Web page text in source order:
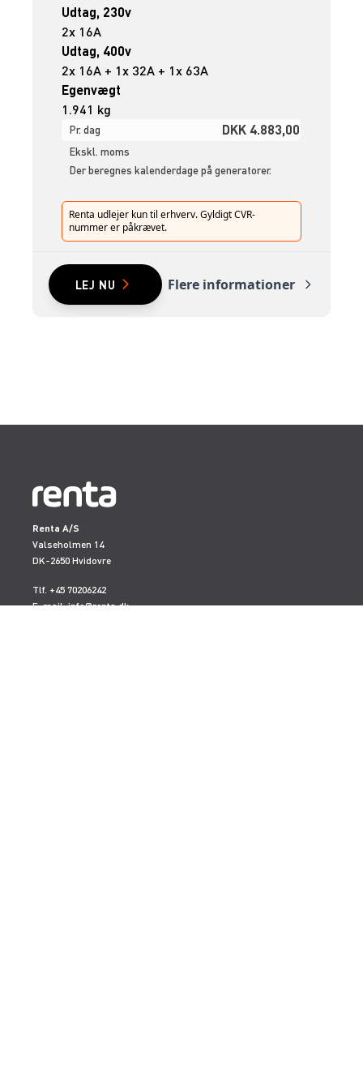
Udtag, 230v
2x 16A
Udtag, 400v
2x 16A + 1x 32A + 1x 63A
Egenvægt
1.941 kg
Pr. dag DKK 4.883,00
Ekskl. moms
Der beregnes kalenderdage på generatorer.
Renta udlejer kun til erhverv. Gyldigt CVR-
nummer er påkrævet.
LEJ NU Flere informationer
Renta A/S
Valseholmen 14
DK-2650 Hvidovre
Tlf. +45 70206242
E-mail:info@renta.dk